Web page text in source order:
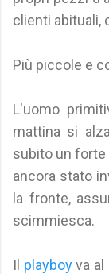
clienti abituali,
Più piccole e
L'uomo
mattina si
subito un
ancora stato
la fronte,
scimmiesca.
Il playboyva al